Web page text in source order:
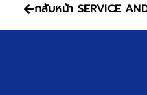
กลับหน้า SERVICE